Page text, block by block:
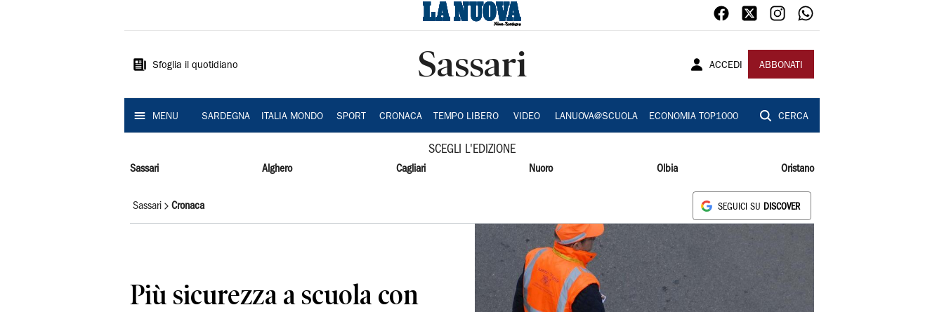
Sardegna
Sfoglia il quotidiano Sassari ACCEDI ABBONATI
MENU SARDEGNA ITALIA MONDO SPORT CRONACA TEMPO LIBERO VIDEO LANUOVA@SCUOLA ECONOMIA TOP1000 CERCA
SCEGLI L'EDIZIONE
Sassari Alghero Cagliari Nuoro Olbia Oristano
Sassari Cronaca SEGUICI SU DISCOVER
Più sicurezza a scuola con